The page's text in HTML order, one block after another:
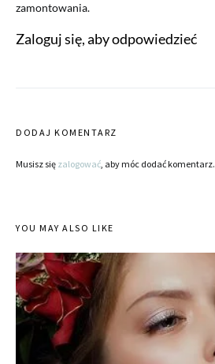
zamontowania.
Zaloguj się, aby odpowiedzieć
DODAJ KOMENTARZ
Musisz się zalogować, aby móc dodać komentarz.
YOU MAY ALSO LIKE